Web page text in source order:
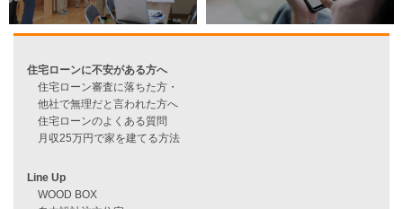
過去のブログ（月別）